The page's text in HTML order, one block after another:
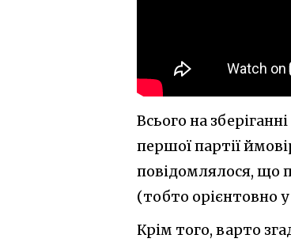
Всього на
першої партії
повідомлялося, що
(тобто орієнтовно
Крім того, варто